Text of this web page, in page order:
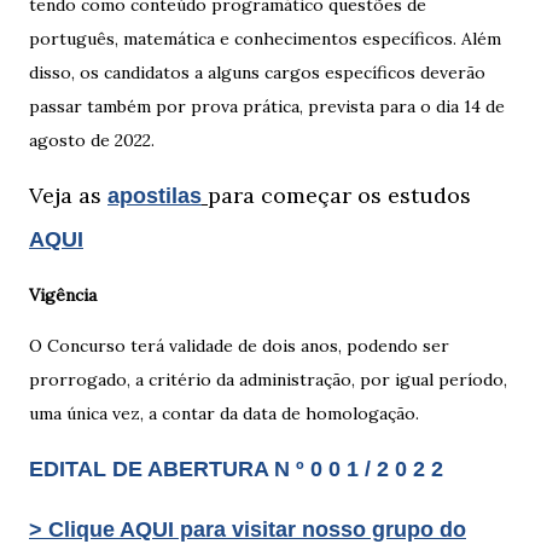
tendo como conteúdo programático questões de
português, matemática e conhecimentos específicos. Além
disso, os candidatos a alguns cargos específicos deverão
passar também por prova prática, prevista para o dia 14 de
agosto de 2022.
Veja as apostilas para começar os estudos
AQUI
Vigência
O Concurso terá validade de dois anos, podendo ser
prorrogado, a critério da administração, por igual período,
uma única vez, a contar da data de homologação.
EDITAL DE ABERTURA N º 0 0 1 / 2 0 2 2
> Clique AQUI para visitar nosso grupo do